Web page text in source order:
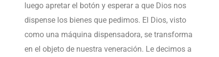
luego apretar el botón y esperar a que Dios nos
dispense los bienes que pedimos. El Dios, visto
como una máquina dispensadora, se transforma
en el objeto de nuestra veneración. Le decimos a